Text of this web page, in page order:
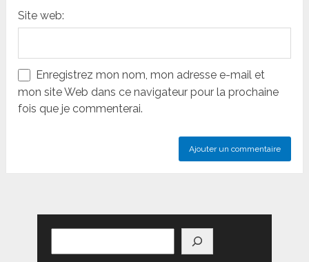
Site web:
Enregistrez mon nom, mon adresse e-mail et
mon site Web dans ce navigateur pour la prochaine
fois que je commenterai.